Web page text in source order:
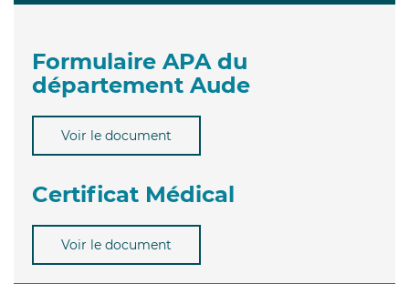
Formulaire APA du
département Aude
Voir le document
Certificat Médical
Voir le document